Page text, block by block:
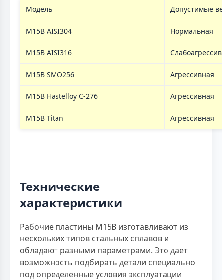
Модель Допустимые
M15B AISI304 Нормальная
M15B AISI316
M15B SMO256 Агрессивная
M15B Hastelloy C-276 Агрессивная
M15B Titan Агрессивная
Технические
характеристики
Рабочие пластины M15B изготавливают из
нескольких типов стальных сплавов и
обладают разными параметрами. Это дает
возможность подбирать детали специально
под определенные условия эксплуатации